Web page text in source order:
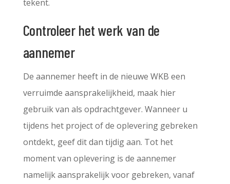
tekent.
Controleer het werk van de
aannemer
De aannemer heeft in de nieuwe WKB een
verruimde aansprakelijkheid, maak hier
gebruik van als opdrachtgever. Wanneer u
tijdens het project of de oplevering gebreken
ontdekt, geef dit dan tijdig aan. Tot het
moment van oplevering is de aannemer
namelijk aansprakelijk voor gebreken, vanaf